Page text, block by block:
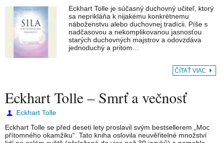
Eckhart Tolle je súčasný duchovný učiteľ, ktorý
sa neprikláňa k nijakému konkrétnemu
náboženstvu alebo duchovnej tradícii. Píše s
nadčasovou a nekomplikovanou jasnosťou
starých duchovných majstrov a odovzdáva
jednoduchý a pritom…
ČÍTAŤ VIAC
Eckhart Tolle – Smrť a večnosť
Eckhart Tolle
Eckhart Tolle se před deseti lety proslavil svým bestsellerem „Moc
přítomného okamžiku“. Tato kniha oslovila neuvěřitelné množství